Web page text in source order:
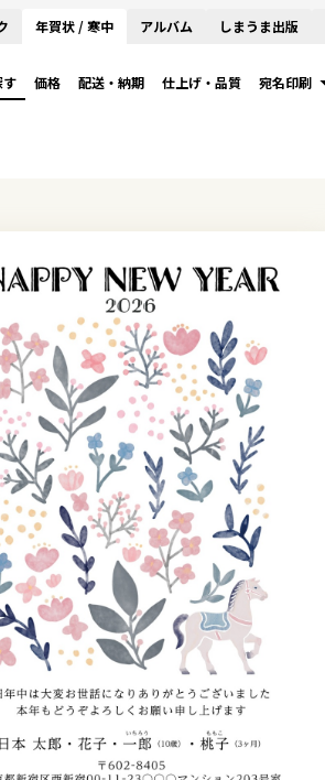
年賀状 / 寒中 アルバム しまうま出版
す 価格 配送・納期 仕上げ・品質 宛名印刷